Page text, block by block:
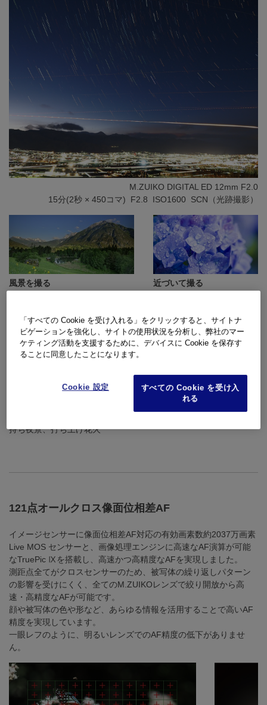
M.ZUIKO DIGITAL ED 12mm F2.0
15分(2秒 × 450コマ) F2.8 ISO1600 SCN（光跡撮影）
風景を撮る
近づいて撮る
持ち夜景、打ち上げ花火
動きのあるものを撮る
121点オールクロス像面位相差AF
イメージセンサーに像面位相差AF対応の有効画素数約2037万画素
Live MOS センサーと、画像処理エンジンに高速なAF演算が可能
なTruePic Ⅸを搭載し、高速かつ高精度なAFを実現しました。
測距点全てがクロスセンサーのため、被写体の繰り返しパターン
の影響を受けにくく、全てのM.ZUIKOレンズで絞り開放から高
速・高精度なAFが可能です。
顔や被写体の色や形など、あらゆる情報を活用することで高いAF
精度を実現しています。
一眼レフのように、明るいレンズでのAF精度の低下がありませ
ん。
「すべての Cookie を受け入れる」をクリックすると、サイトナ
ビゲーションを強化し、サイトの使用状況を分析し、弊社のマー
ケティング活動を支援するために、デバイスに Cookie を保存す
ることに同意したことになります。
Cookie 設定
すべての Cookie を受け入
れる